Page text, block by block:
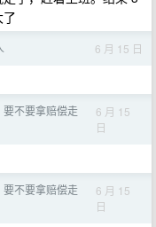
6 月 15 日
不要拿赔偿走
6 月 15
日
不要拿赔偿走
6 月 15
日